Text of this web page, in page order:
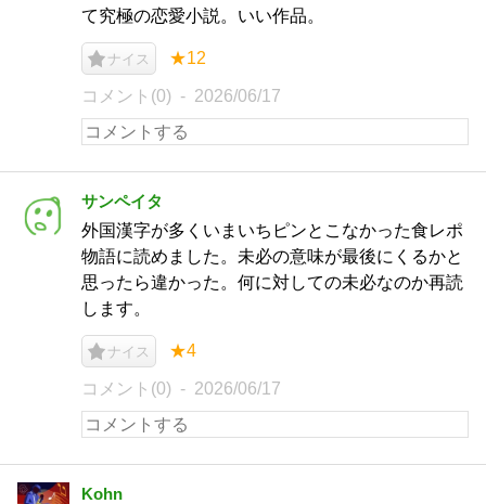
て究極の恋愛小説。いい作品。
ナイス ★12
コメント(0) 2026/06/17
サンペイタ
外国漢字が多くいまいちピンとこなかった食レポ
物語に読めました。未必の意味が最後にくるかと
思ったら違かった。何に対しての未必なのか再読
します。
ナイス ★4
コメント(0) 2026/06/17
Kohn